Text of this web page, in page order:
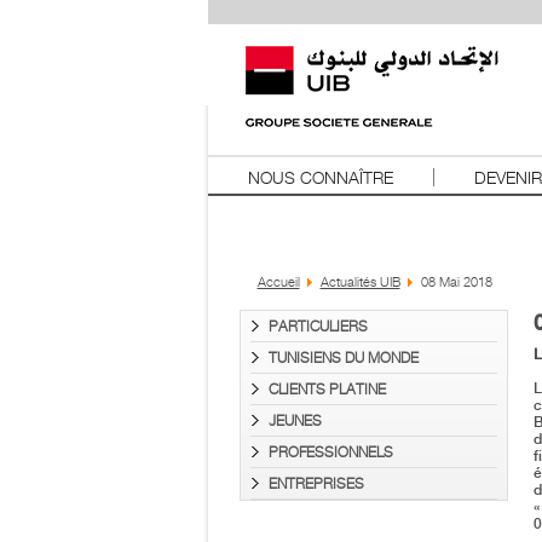
NOUS CONNAÎTRE
Accueil Actualités UIB 08 Mai 2018
PARTICULIERS
TUNISIENS DU MONDE
CLIENTS PLATINE
JEUNES
PROFESSIONNELS
ENTREPRISES
«